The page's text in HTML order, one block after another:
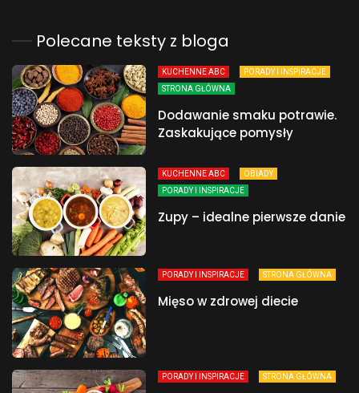
Polecane teksty z bloga
KUCHENNE ABC
PORADY I INSPIRACJE
STRONA GŁÓWNA
Dodawanie smaku potrawie.
Zaskakujące pomysły
KUCHENNE ABC
OBIADY
PORADY I INSPIRACJE
Zupy – idealne pierwsze danie
PORADY I INSPIRACJE STRONA GŁÓWNA
Mięso w zdrowej diecie
PORADY I INSPIRACJE STRONA GŁÓWNA